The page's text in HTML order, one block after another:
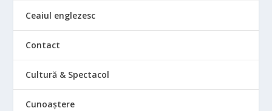
Ceaiul englezesc
Contact
Cultură & Spectacol
Cunoaștere